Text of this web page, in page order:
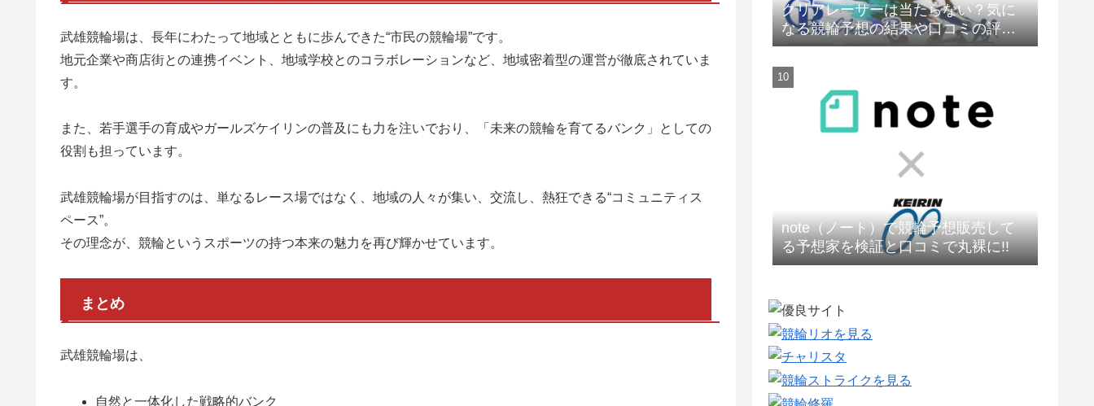
武雄競輪場は、長年にわたって地域とともに歩んできた“市民の競輪場”です。
地元企業や商店街との連携イベント、地域学校とのコラボレーションなど、地域密着型の運営が徹底されていま
す。
また、若手選手の育成やガールズケイリンの普及にも力を注いでおり、「未来の競輪を育てるバンク」としての
役割も担っています。
武雄競輪場が目指すのは、単なるレース場ではなく、地域の人々が集い、交流し、熱狂できる“コミュニティス
ペース”。
その理念が、競輪というスポーツの持つ本来の魅力を再び輝かせています。
まとめ
武雄競輪場は、
自然と一体化した戦略的バンク
クリアレーサーは当たらない？気に
なる競輪予想の結果や口コミの評判
を大公開
note（ノート）で競輪予想販売して
る予想家を検証と口コミで丸裸に!!